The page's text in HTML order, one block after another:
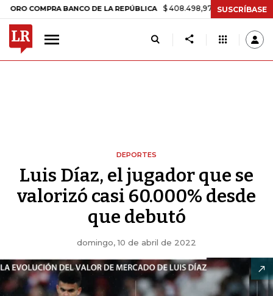
BANCO DE LA REPÚBLICA $ 408.498,97 +$ 8.753,81 +2,19%
SUSCRÍBASE
DEPORTES
Luis Díaz, el jugador que se
valorizó casi 60.000% desde
que debutó
domingo, 10 de abril de 2022